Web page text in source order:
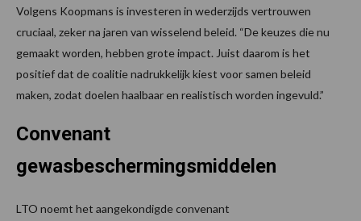
Volgens Koopmans is investeren in wederzijds vertrouwen
cruciaal, zeker na jaren van wisselend beleid. “De keuzes die nu
gemaakt worden, hebben grote impact. Juist daarom is het
positief dat de coalitie nadrukkelijk kiest voor samen beleid
maken, zodat doelen haalbaar en realistisch worden ingevuld.”
Convenant
gewasbeschermingsmiddelen
LTO noemt het aangekondigde convenant